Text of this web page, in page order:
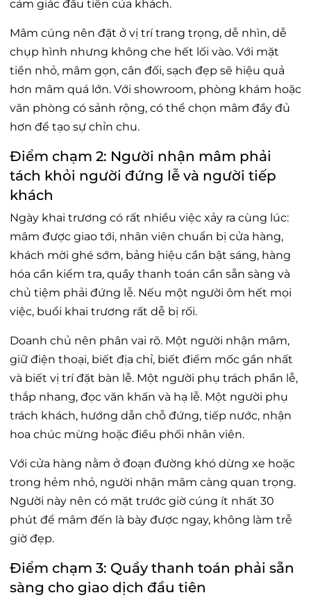
cảm giác đầu tiên của khách.
Mâm cúng nên đặt ở vị trí trang trọng, dễ nhìn, dễ
chụp hình nhưng không che hết lối vào. Với mặt
tiền nhỏ, mâm gọn, cân đối, sạch đẹp sẽ hiệu quả
hơn mâm quá lớn. Với showroom, phòng khám hoặc
văn phòng có sảnh rộng, có thể chọn mâm đầy đủ
hơn để tạo sự chỉn chu.
Điểm chạm 2: Người nhận mâm phải
tách khỏi người đứng lễ và người tiếp
khách
Ngày khai trương có rất nhiều việc xảy ra cùng lúc:
mâm được giao tới, nhân viên chuẩn bị cửa hàng,
khách mời ghé sớm, bảng hiệu cần bật sáng, hàng
hóa cần kiểm tra, quầy thanh toán cần sẵn sàng và
chủ tiệm phải đứng lễ. Nếu một người ôm hết mọi
việc, buổi khai trương rất dễ bị rối.
Doanh chủ nên phân vai rõ. Một người nhận mâm,
giữ điện thoại, biết địa chỉ, biết điểm mốc gần nhất
và biết vị trí đặt bàn lễ. Một người phụ trách phần lễ,
thắp nhang, đọc văn khấn và hạ lễ. Một người phụ
trách khách, hướng dẫn chỗ đứng, tiếp nước, nhận
hoa chúc mừng hoặc điều phối nhân viên.
Với cửa hàng nằm ở đoạn đường khó dừng xe hoặc
trong hẻm nhỏ, người nhận mâm càng quan trọng.
Người này nên có mặt trước giờ cúng ít nhất 30
phút để mâm đến là bày được ngay, không làm trễ
giờ đẹp.
Điểm chạm 3: Quầy thanh toán phải sẵn
sàng cho giao dịch đầu tiên